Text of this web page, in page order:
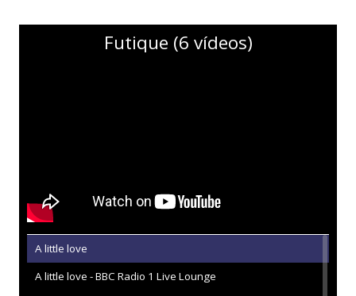
Futique (6 vídeos)
A little love
A little love - BBC Radio 1 Live Lounge